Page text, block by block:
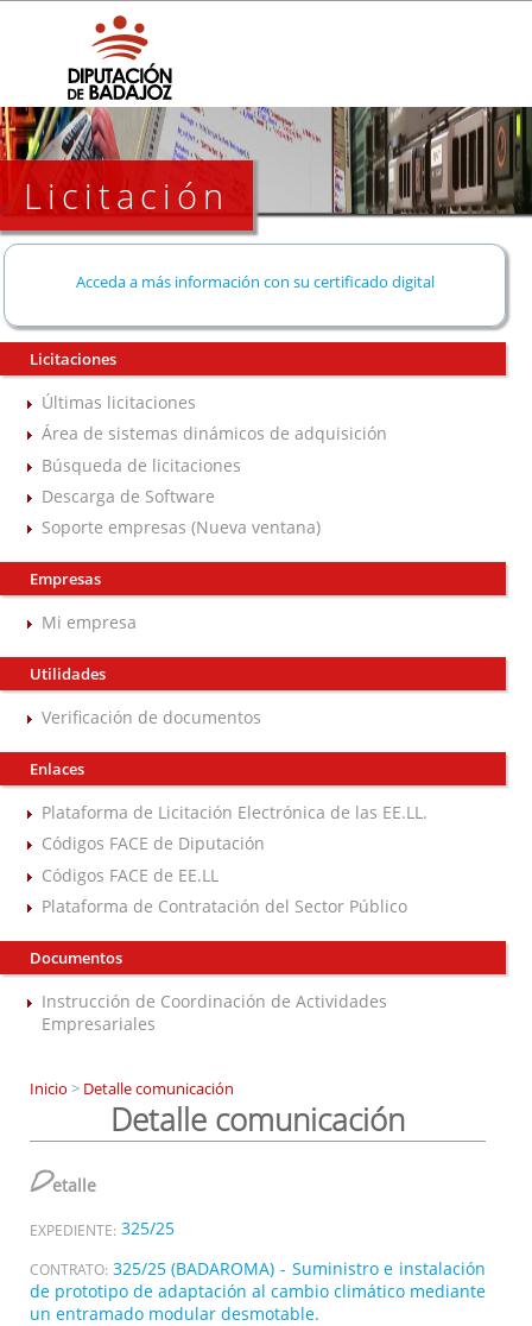
Licitación
Acceda a más información con su certificado digital
Licitaciones
Últimas licitaciones
Área de sistemas dinámicos de adquisición
Búsqueda de licitaciones
Descarga de Software
Soporte empresas (Nueva ventana)
Empresas
Mi empresa
Utilidades
Verificación de documentos
Enlaces
Plataforma de Licitación Electrónica de las EE.LL.
Códigos FACE de Diputación
Códigos FACE de EE.LL
Plataforma de Contratación del Sector Público
Documentos
Instrucción de Coordinación de Actividades
Empresariales
Inicio > Detalle comunicación
Detalle comunicación
Detalle
EXPEDIENTE: 325/25
CONTRATO: 325/25 (BADAROMA) - Suministro e instalación
de prototipo de adaptación al cambio climático mediante
un entramado modular desmotable.